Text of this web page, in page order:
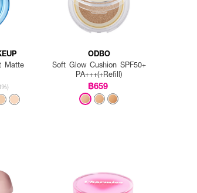
Matte
ODBO
Soft Glow Cushion SPF50+
PA+++(+Refill)
฿659